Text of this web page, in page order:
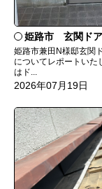
姫路市 玄関ド
姫路市兼田N様邸玄関
についてレポートいた
はド...
2026年07月19日